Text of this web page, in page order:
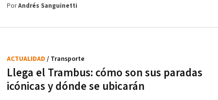
PorAndrés Sanguinetti
Llega el Trambus: cómo son sus paradas
icónicas y dónde se ubicarán
ACTUALIDAD / Transporte